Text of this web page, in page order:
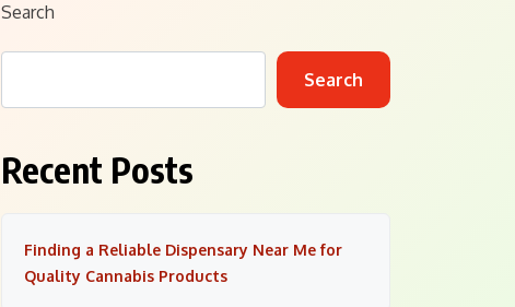
Search
Search
Recent Posts
Finding a Reliable Dispensary Near Me for
Quality Cannabis Products